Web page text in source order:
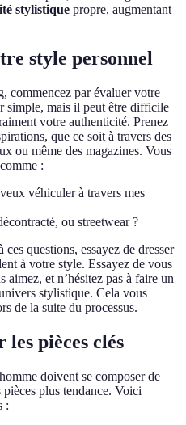
stylistique propre, augmentant
style personnel
commencez par évaluer votre
simple, mais il peut être difficile
votre authenticité. Prenez
que ce soit à travers des
ou même des magazines. Vous
:
véhiculer à travers mes
ou streetwear ?
questions, essayez de dresser
à votre style. Essayez de vous
aimez, et n’hésitez pas à faire un
stylistique. Cela vous
de la suite du processus.
pièces clés
doivent se composer de
plus tendance. Voici
: